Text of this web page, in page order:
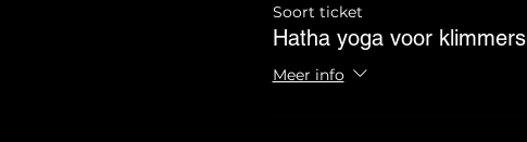
Soort ticket
Hatha yoga voor klimmers
Meer info